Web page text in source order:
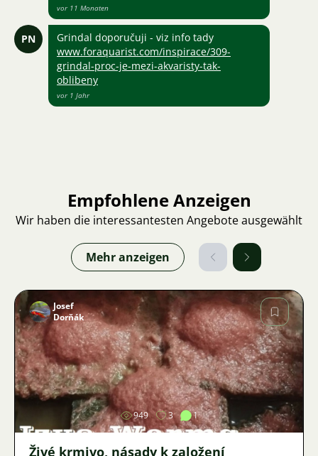
vor 11 Monaten
PN
Grindal doporučuji - viz info tady
www.foraquarist.com/inspirace/309-
grindal-proc-je-mezi-akvaristy-tak-
oblibeny
vor 1 Jahr
Empfohlene Anzeigen
Wir haben die interessantesten Angebote ausgewählt
Mehr anzeigen
Bild
Josef
Dorňák
949 3 1
Živé krmivo, násady k založení